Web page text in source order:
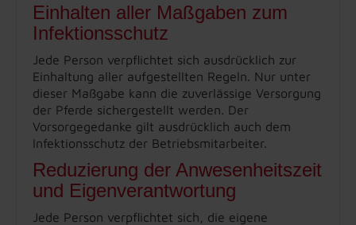
Einhalten aller Maßgaben zum
Infektionsschutz
Jede Person verpflichtet sich ausdrücklich zur
Einhaltung aller aufgestellten Regeln. Nur unter
dieser Maßgabe kann die zuverlässige Versorgung
der Pferde sichergestellt werden. Der
Vorsorgegedanke gilt ausdrücklich auch dem
Infektionsschutz der Betriebsmitarbeiter.
Reduzierung der Anwesenheitszeit
und Eigenverantwortung
Jede Person verpflichtet sich, die eigene